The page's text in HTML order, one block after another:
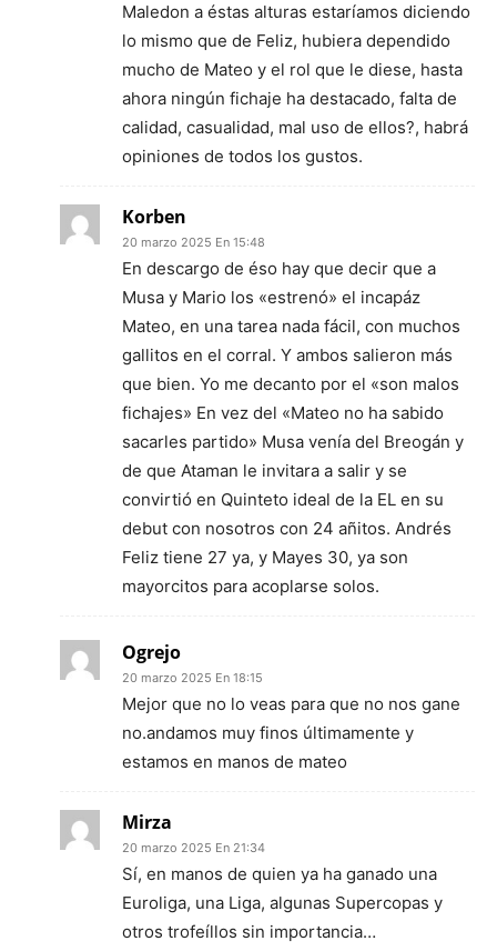
Maledon a éstas alturas estaríamos diciendo
lo mismo que de Feliz, hubiera dependido
mucho de Mateo y el rol que le diese, hasta
ahora ningún fichaje ha destacado, falta de
calidad, casualidad, mal uso de ellos?, habrá
opiniones de todos los gustos.
Korben
20 marzo 2025 En 15:48
En descargo de éso hay que decir que a
Musa y Mario los «estrenó» el incapáz
Mateo, en una tarea nada fácil, con muchos
gallitos en el corral. Y ambos salieron más
que bien. Yo me decanto por el «son malos
fichajes» En vez del «Mateo no ha sabido
sacarles partido» Musa venía del Breogán y
de que Ataman le invitara a salir y se
convirtió en Quinteto ideal de la EL en su
debut con nosotros con 24 añitos. Andrés
Feliz tiene 27 ya, y Mayes 30, ya son
mayorcitos para acoplarse solos.
Ogrejo
20 marzo 2025 En 18:15
Mejor que no lo veas para que no nos gane
no.andamos muy finos últimamente y
estamos en manos de mateo
Mirza
20 marzo 2025 En 21:34
Sí, en manos de quien ya ha ganado una
Euroliga, una Liga, algunas Supercopas y
otros trofeíllos sin importancia…